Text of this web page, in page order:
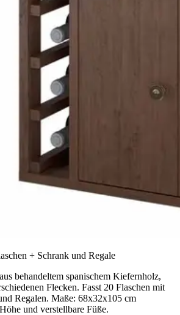
+ Schrank und Regale
behandeltem spanischem Kiefernholz,
Flecken. Fasst 20 Flaschen mit
Regalen. Maße: 68x32x105 cm
und verstellbare Füße.